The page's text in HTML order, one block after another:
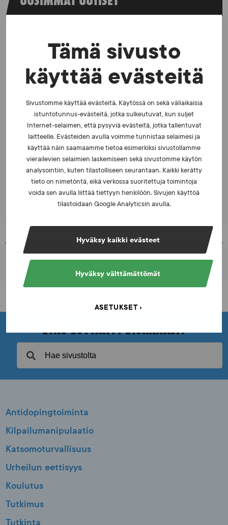
Tämä sivusto
käyttää evästeitä
Sivustomme käyttää evästeitä. Käytössä on sekä väliaikaisia
istuntotunnus-evästeitä, jotka sulkeutuvat, kun suljet
Internet-selaimen, että pysyviä evästeitä, jotka tallentuvat
laitteelle. Evästeiden avulla voimme tunnistaa selaimesi ja
käyttää näin saamaamme tietoa esimerkiksi sivustollamme
vierailevien selaimien laskemiseen sekä sivustomme käytön
analysointiin, kuten tilastolliseen seurantaan. Kaikki kerätty
tieto on nimetöntä, eikä verkossa suoritettuja toimintoja
voida sen avulla liittää tiettyyn henkilöön. Sivujen käyttöä
tilastoidaan Google Analyticsin avulla.
Hyväksy kaikki evästeet
Hyväksy välttämättömät
ASETUKSET
Iljukov SUEKin lääketieteelliseksi asiantuntijaksi
UUTISET - 16.7.2026
Dopingrikkomuspäätösten julkistaminen: kysymyksiä
ja vastauksia EUT:n ratkaisusta
UUTISET - 30.6.2026
SUEKin sivuilla uusi blogisarja urheilun ja
väkivaltaisten alakulttuurien suhteesta
KATSO AJANKOHTAISET
TULOSTA SIVU
ETKÖ LÖYTÄNYT ETSIMÄÄSI?
Antidopingtoiminta
Kilpailumanipulaatio
Katsomoturvallisuus
Urheilun eettisyys
Koulutus
Tutkimus
Tutkinta